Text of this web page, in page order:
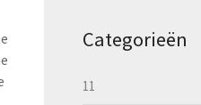
Categorieën
11